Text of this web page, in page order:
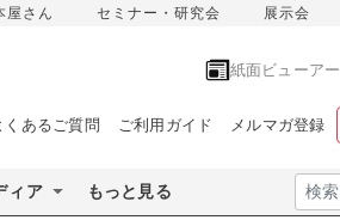
屋さん セミナー・研究会 展示会
紙面ビューアー
くあるご質問 ご利用ガイド メルマガ登録
ィア もっと見る